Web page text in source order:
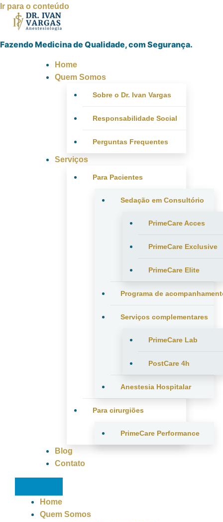
Ir para o conteúdo
Fazendo Medicina de Qualidade, com Segurança.
Home
Quem Somos
Sobre o Dr. Ivan Vargas
Responsabilidade Social
Perguntas Frequentes
Serviços
Para Pacientes
Sedação em Consultório
PrimeCare Acces
PrimeCare Exclusive
PrimeCare Elite
Programa de
Serviços complementares
PrimeCare Lab
PostCare 4h
Anestesia Hospitalar
Para cirurgiões
PrimeCare Performance
Blog
Contato
Home
Quem Somos